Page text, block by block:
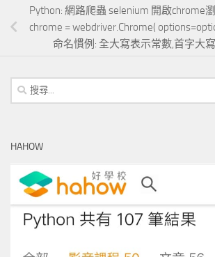
Python: 網路爬蟲 selenium 開啟chrome
chrome = webdriver.Chrome(
命名慣例: 全大寫表示常數,首字大
搜
尋
字:
HAHOW